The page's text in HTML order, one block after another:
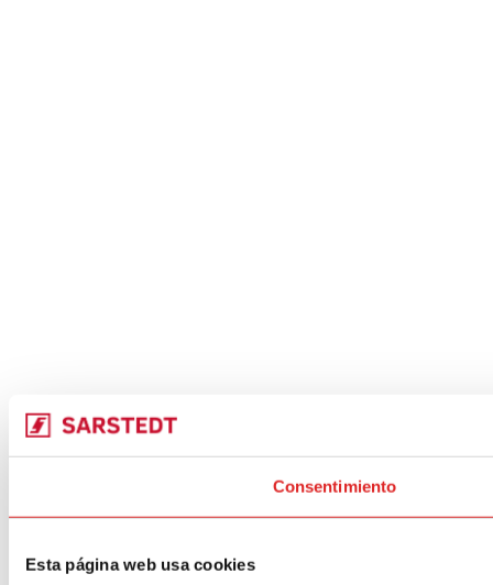
Consentimiento
Esta página web usa cookies